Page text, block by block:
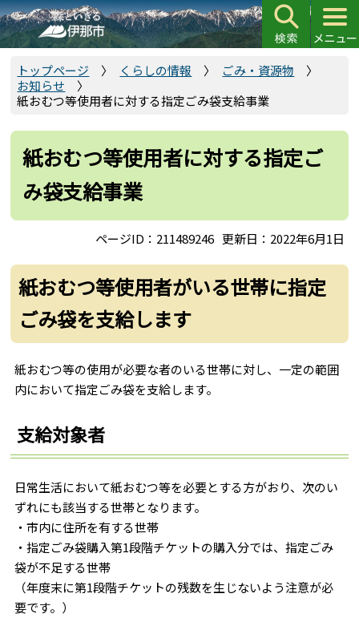
こ
の
ペ
先
トップページ くらしの情報
ごみ・資源物
お知らせ
紙おむつ等使用者に対する指定ごみ袋支給事業
紙おむつ等使用者に対する指定ご
み袋支給事業
ページID：211489246 更新日：2022年6月1日
紙おむつ等使用者がいる世帯に指定
ごみ袋を支給します
紙おむつ等の使用が必要な者のいる世帯に対し、一定の範囲
内において指定ごみ袋を支給します。
支給対象者
日常生活において紙おむつ等を必要とする方がおり、次のい
ずれにも該当する世帯となります。
・市内に住所を有する世帯
・指定ごみ袋購入第1段階チケットの購入分では、指定ごみ
袋が不足する世帯
（年度末に第1段階チケットの残数を生じないよう注意が必
要です。）